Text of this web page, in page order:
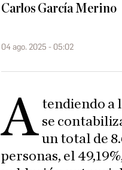
Carlos García Merino
04 ago. 2025 - 05:02
A tendiendo a
se
un total de
personas, el